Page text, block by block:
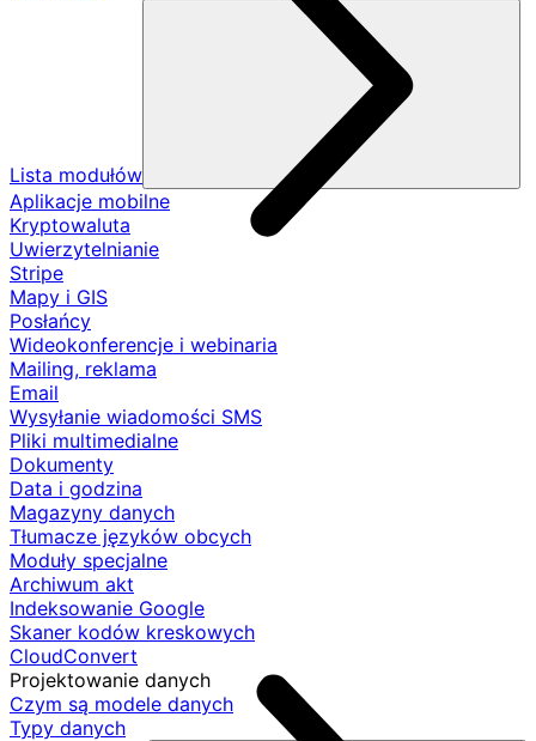
Lista modułów
Aplikacje mobilne
Kryptowaluta
Uwierzytelnianie
Stripe
Mapy i GIS
Posłańcy
Wideokonferencje i webinaria
Mailing, reklama
Email
Wysyłanie wiadomości SMS
Pliki multimedialne
Dokumenty
Data i godzina
Magazyny danych
Tłumacze języków obcych
Moduły specjalne
Archiwum akt
Indeksowanie Google
Skaner kodów kreskowych
CloudConvert
Projektowanie danych
Czym są modele danych
Typy danych